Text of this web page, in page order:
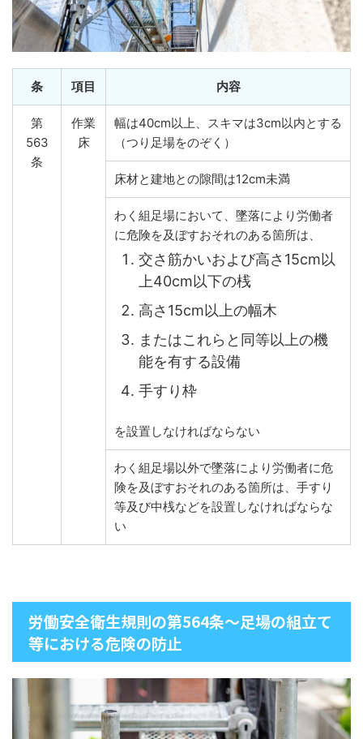
条 項目 内容
第
563
条
作業
床
幅は40cm以上、スキマは3cm以内とする
（つり足場をのぞく）
床材と建地との隙間は12cm未満
わく組足場において、墜落により労働者
に危険を及ぼすおそれのある箇所は、
交さ筋かいおよび高さ15cm以
上40cm以下の桟
高さ15cm以上の幅木
またはこれらと同等以上の機
能を有する設備
手すり枠
を設置しなければならない
わく組足場以外で墜落により労働者に危
険を及ぼすおそれのある箇所は、手すり
等及び中桟などを設置しなければならな
い
労働安全衛生規則の第564条～足場の組立て
等における危険の防止